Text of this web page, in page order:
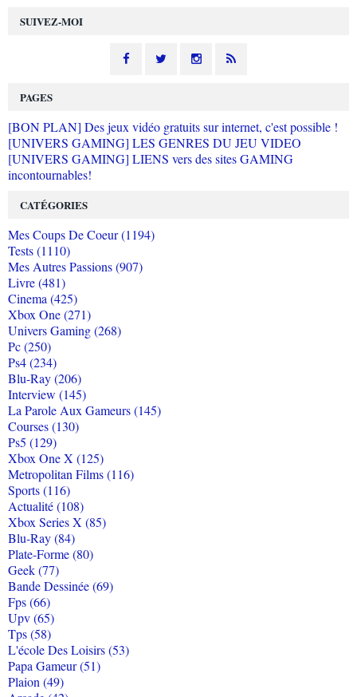
SUIVEZ-MOI
PAGES
[BON PLAN] Des jeux vidéo gratuits sur internet, c'est possible !
[UNIVERS GAMING] LES GENRES DU JEU VIDEO
[UNIVERS GAMING] LIENS vers des sites GAMING
incontournables!
CATÉGORIES
Mes Coups De Coeur (1194)
Tests (1110)
Mes Autres Passions (907)
Livre (481)
Cinema (425)
Xbox One (271)
Univers Gaming (268)
Pc (250)
Ps4 (234)
Blu-Ray (206)
Interview (145)
La Parole Aux Gameurs (145)
Courses (130)
Ps5 (129)
Xbox One X (125)
Metropolitan Films (116)
Sports (116)
Actualité (108)
Xbox Series X (85)
Blu-Ray (84)
Plate-Forme (80)
Geek (77)
Bande Dessinée (69)
Fps (66)
Upv (65)
Tps (58)
L'école Des Loisirs (53)
Papa Gameur (51)
Plaion (49)